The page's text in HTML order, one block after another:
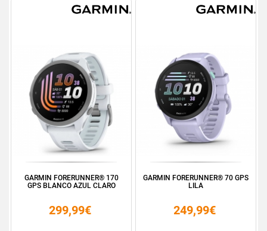
GARMIN FORERUNNER® 170
GPS BLANCO AZUL CLARO
299,99€
GARMIN FORERUNNER® 70 GPS
LILA
249,99€